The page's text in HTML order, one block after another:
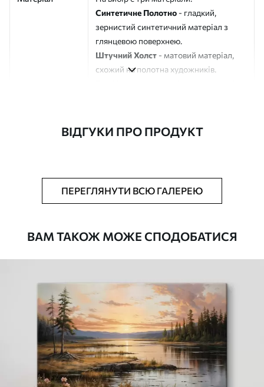
Синтетичне Полотно - гладкий,
зернистий синтетичний матеріал з
глянцевою поверхнею.
Штучний Холст - матовий матеріал,
схожий на полотна художників.
Додатково Можна додати лакове покриття.
Від290.00грн
Яскраві, насичені кольори
Стійкість до вицвітання
Безпечне чорнило без запаху
Поверхня з текстурою полотна
Екологічний матеріал
Преміум
ВІДГУКИ ПРО ПРОДУКТ
ПЕРЕГЛЯНУТИ ВСЮ ГАЛЕРЕЮ
ВАМ ТАКОЖ МОЖЕ СПОДОБАТИСЯ